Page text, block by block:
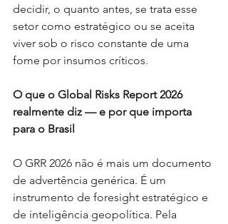
decidir, o quanto antes, se trata esse
setor como estratégico ou se aceita
viver sob o risco constante de uma
fome por insumos críticos.
O que o Global Risks Report 2026
realmente diz — e por que importa
para o Brasil
O GRR 2026 não é mais um documento
de advertência genérica. É um
instrumento de foresight estratégico e
de inteligência geopolítica. Pela